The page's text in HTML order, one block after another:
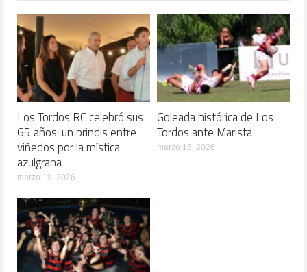
Los Tordos RC celebró sus
65 años: un brindis entre
viñedos por la mística
azulgrana
marzo 19, 2026
Goleada histórica de Los
Tordos ante Marista
marzo 16, 2026